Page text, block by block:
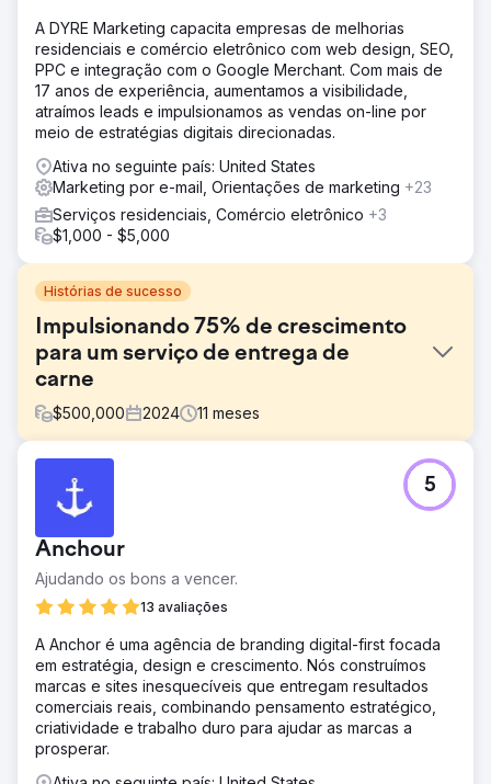
A DYRE Marketing capacita empresas de melhorias
residenciais e comércio eletrônico com web design, SEO,
PPC e integração com o Google Merchant. Com mais de
17 anos de experiência, aumentamos a visibilidade,
atraímos leads e impulsionamos as vendas on-line por
meio de estratégias digitais direcionadas.
Ativa no seguinte país: United States
Marketing por e-mail, Orientações de marketing +23
Serviços residenciais, Comércio eletrônico +3
$1,000 - $5,000
Histórias de sucesso
Impulsionando 75% de crescimento
para um serviço de entrega de
carne
$500,000 2024 11 meses
Walden Local, um mercado de agricultores moderno,
precisava modernizar sua experiência digital e
estabelecer uma maneira sustentável e consistente de
aumentar sua base de membros. Com uma associação em
declínio desde 2022, a empresa enfrentou desafios
significativos na criação de uma marca coesa e estratégia
de marketing eficaz. Eles precisavam de um parceiro
para melhorar sua marca, site e esforços de marketing
para mudar as coisas e impulsionar um crescimento
mensurável.
Solução
A Anchour forneceu suporte de serviço completo,
incluindo estratégia de marca, web design, planejamento
de mídia, desenvolvimento criativo e marketing de
Anchour
Ajudando os bons a vencer.
13 avaliações
5
A Anchor é uma agência de branding digital-first focada
em estratégia, design e crescimento. Nós construímos
marcas e sites inesquecíveis que entregam resultados
comerciais reais, combinando pensamento estratégico,
criatividade e trabalho duro para ajudar as marcas a
prosperar.